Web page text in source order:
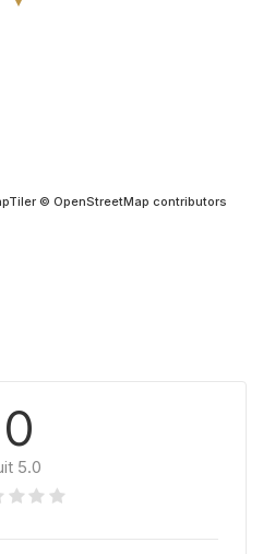
© OpenStreetMap contributors
0
5.0